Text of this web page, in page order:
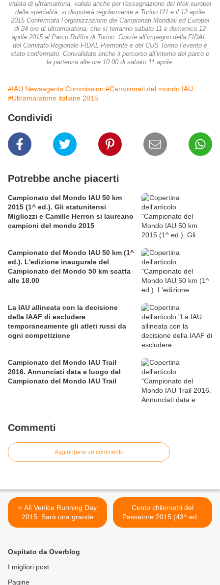
iridata di ultramartona, valida anche per l'assegnazione dei titoli europei
della specialità, si disputerà regolarmente a Torino l'11 e il 12 aprile
2015 Confermata l’organizzazione dei Campionati Mondiali ed Europei
di 24 ore di ultramaratona, che si terranno sabato 11 e domenica 12
aprile 2015 al Parco Ruffini di Torino. Grazie all’impegno della FIDAL,
del Comitato Regionale FIDAL Piemonte e del CUS Torino l’evento è
stato confermato. Convalidato anche il percorso all’interno del parco e
la partenza alle ore 10:00 di sabato 11 aprile.
#IAU Newsagents Commission #Campionati del mondo IAU
#Ultramaratone italiane 2015
Condividi
Potrebbe anche piacerti
Campionato del Mondo IAU 50 km
2015 (1^ ed.). Gli statunitensi
Migliozzi e Camille Herron si laureano
campioni del mondo 2015
Campionato del Mondo IAU 50 km (1^
ed.). L'edizione inaugurale del
Campionato del Mondo 50 km scatta
alle 18.00
La IAU allineata con la decisione
della IAAF di escludere
temporaneamente gli atleti russi da
ogni competizione
Campionato del Mondo IAU Trail
2016. Annunciati data e luogo del
Campionato del Mondo IAU Trail
Commenti
Aggiungere un commento
< Alì Venice Running Day
2015. Sarà una grande
festa per tutti, al Festival
Cento chilometri del
Passatore 2015 (43^ ed.).
Sono già oltre 1700 gli atleti
Ospitato da Overblog
I migliori post
Pagine